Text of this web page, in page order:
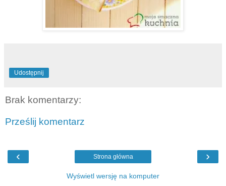
Udostępnij
Brak komentarzy:
Prześlij komentarz
‹ ›
Strona główna
Wyświetl wersję na komputer